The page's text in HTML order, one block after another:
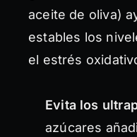
aceite de oliva)
estables los
el estrés
Evita los
azúcares